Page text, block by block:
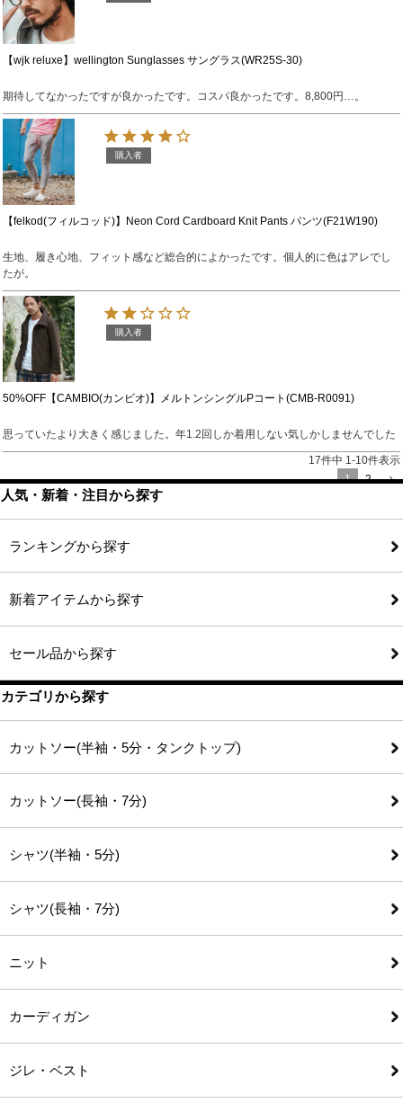
【wjk reluxe】wellington Sunglasses サングラス(WR25S-30)
期待してなかったですが良かったです。コスパ良かったです。8,800円…。
【felkod(フィルコッド)】Neon Cord Cardboard Knit Pants パンツ(F21W190)
購入者
生地、履き心地、フィット感など総合的によかったです。個人的に色はアレでし
たが。
50%OFF【CAMBIO(カンビオ)】メルトンシングルPコート(CMB-R0091)
購入者
思っていたより大きく感じました。年1.2回しか着用しない気しかしませんでした
17件中 1-10件表示
1
2
人気・新着・注目から探す
ランキングから探す
新着アイテムから探す
セール品から探す
カテゴリから探す
カットソー(半袖・5分・タンクトップ)
カットソー(長袖・7分)
シャツ(半袖・5分)
シャツ(長袖・7分)
ニット
カーディガン
ジレ・ベスト